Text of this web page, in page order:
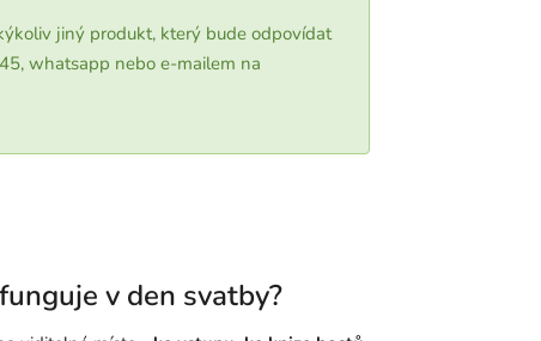
jiný produkt, který bude odpovídat
whatsapp nebo e-mailem na
v den svatby?